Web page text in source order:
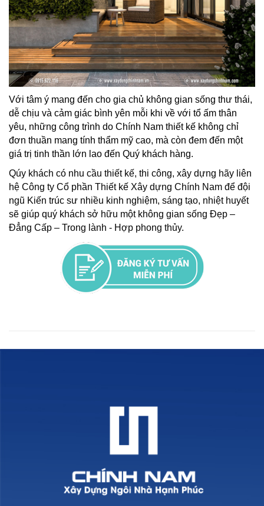
Với tâm ý mang đến cho gia chủ không gian sống thư thái,
dễ chịu và cảm giác bình yên mỗi khi về với tổ ấm thân
yêu, những công trình do Chính Nam thiết kế không chỉ
đơn thuần mang tính thẩm mỹ cao, mà còn đem đến một
giá trị tinh thần lớn lao đến Quý khách hàng.
Qúy khách có nhu cầu thiết kế, thi công, xây dựng hãy liên
hệ Công ty Cổ phần Thiết kế Xây dựng Chính Nam để đội
ngũ Kiến trúc sư nhiều kinh nghiệm, sáng tạo, nhiệt huyết
sẽ giúp quý khách sở hữu một không gian sống Đẹp –
Đẳng Cấp – Trong lành - Hợp phong thủy.